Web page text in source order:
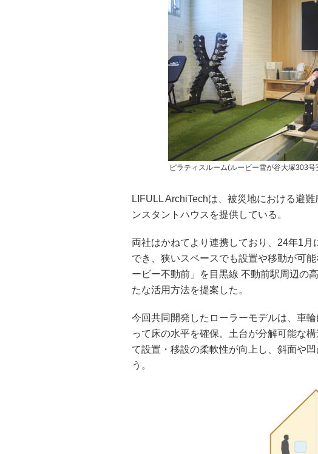
ピラティスルーム(ルービー雪が谷大塚303号
LIFULL ArchiTechは、被災地における避
ンスタントハウスを提供している。
両社はかねてより連携しており、24年1
でき、狭いスペースでも設置や移動が可
ービー不動前」を目黒線 不動前駅周辺の
たな活用方法を提案した。
今回共同開発したローラーモデルは、車
って床の水平を確保。土台が分解可能な
て設置・移設の柔軟性が向上し、斜面や
う。